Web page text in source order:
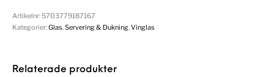
Artikelnr: 5703779187167
Kategorier:Glas ,Servering & Dukning ,Vinglas
Relaterade produkter